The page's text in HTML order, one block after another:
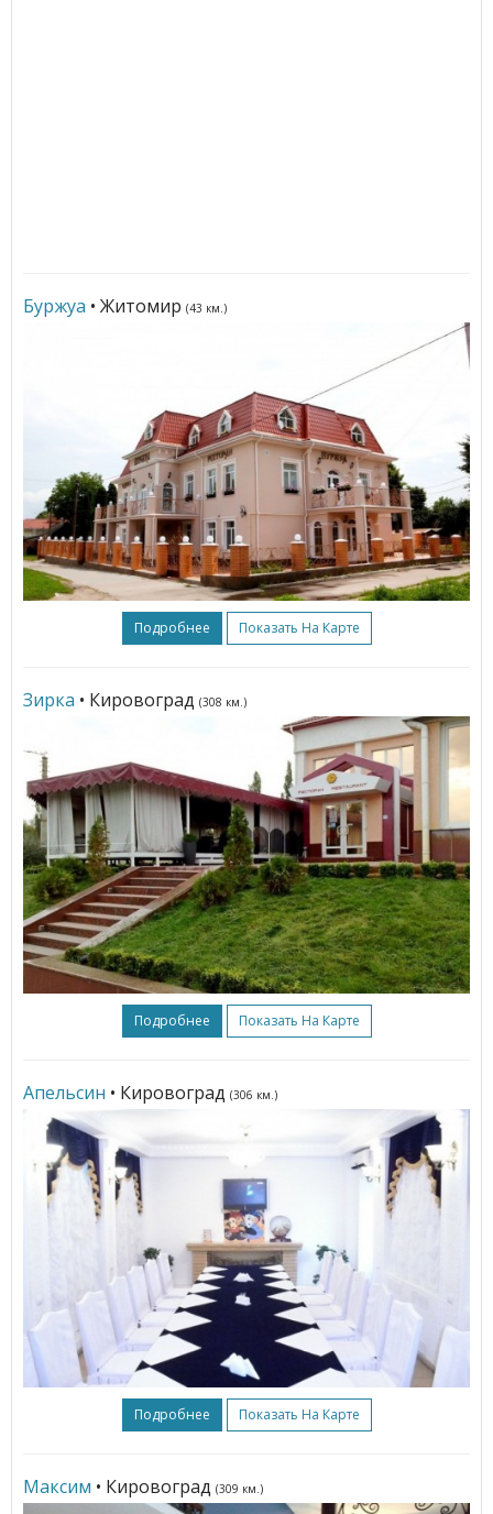
Буржуа • Житомир (43 км.)
Подробнее Показать На Карте
Зирка • Кировоград (308 км.)
Подробнее Показать На Карте
Апельсин • Кировоград (306 км.)
Подробнее Показать На Карте
Максим • Кировоград (309 км.)